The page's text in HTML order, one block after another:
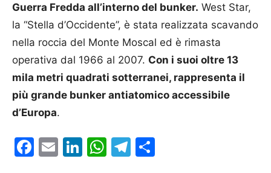
Guerra Fredda all’interno del bunker. West Star,
la “Stella d’Occidente”, è stata realizzata scavando
nella roccia del Monte Moscal ed è rimasta
operativa dal 1966 al 2007. Con i suoi oltre 13
mila metri quadrati sotterranei, rappresenta il
più grande bunker antiatomico accessibile
d’Europa.
Facebook
EmailLinkedIn
WhatsApp
Telegram